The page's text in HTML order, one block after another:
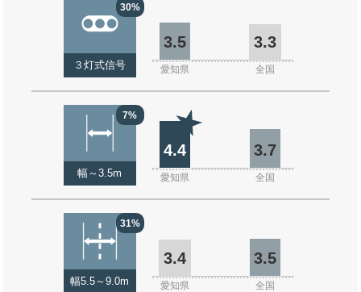
30%
３灯式信号
3.5 3.3
愛知県 全国
7%
幅～3.5m
4.4 3.7
愛知県 全国
31%
幅5.5～9.0m
3.4 3.5
愛知県 全国